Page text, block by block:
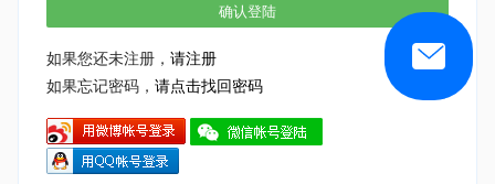
如果您还未注册，请注册
如果忘记密码，请点击找回密码